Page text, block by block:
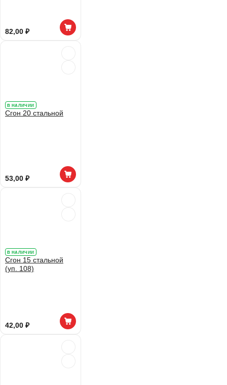
82,00 ₽
В НАЛИЧИИ
Сгон 20 стальной
53,00 ₽
В НАЛИЧИИ
Сгон 15 стальной
(уп. 108)
42,00 ₽